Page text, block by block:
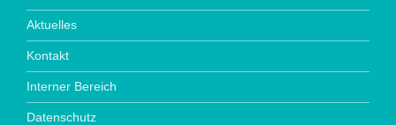
Aktuelles
Kontakt
Interner Bereich
Datenschutz